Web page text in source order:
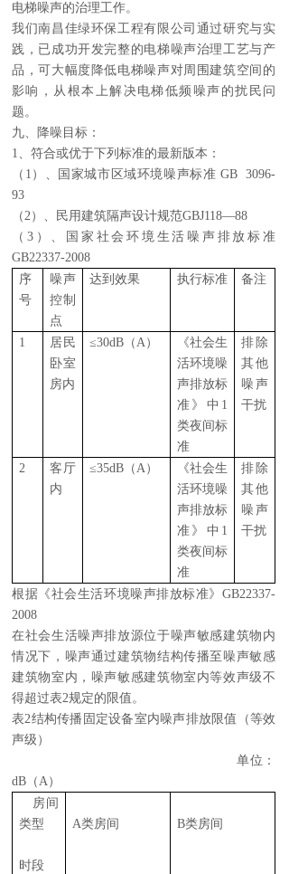
电梯噪声的治理工作。
我们南昌佳绿环保工程有限公司通过研究与实
践，已成功开发完整的电梯噪声治理工艺与产
品，可大幅度降低电梯噪声对周围建筑空间的
影响，从根本上解决电梯低频噪声的扰民问
题。
九、降噪目标：
1、符合或优于下列标准的最新版本：
（1）、国家城市区域环境噪声标准 GB 3096-
93
（2）、民用建筑隔声设计规范GBJ118—88
（3）、国家社会环境生活噪声排放标准
GB22337-2008
序
号
噪声
控制
点
达到效果 执行标准 备注
1
居民
卧室
房内
≤30dB（A）
《社会生
活环境噪
声排放标
准》中1
类夜间标
准
排除
其他
噪声
干扰
2
客厅
内
≤35dB（A）
《社会生
活环境噪
声排放标
准》中1
类夜间标
准
排除
其他
噪声
干扰
根据《社会生活环境噪声排放标准》GB22337-
2008
在社会生活噪声排放源位于噪声敏感建筑物内
情况下，噪声通过建筑物结构传播至噪声敏感
建筑物室内，噪声敏感建筑物室内等效声级不
得超过表2规定的限值。
表2结构传播固定设备室内噪声排放限值（等效
声级）
单位：
dB（A）
房间
类型
时段
A类房间 B类房间